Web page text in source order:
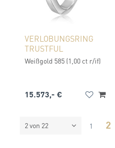
VERLOBUNGSRING
TRUSTFUL
Weißgold 585 (1,00 ct r/if)
15.573,- €
2 von 22 1 2